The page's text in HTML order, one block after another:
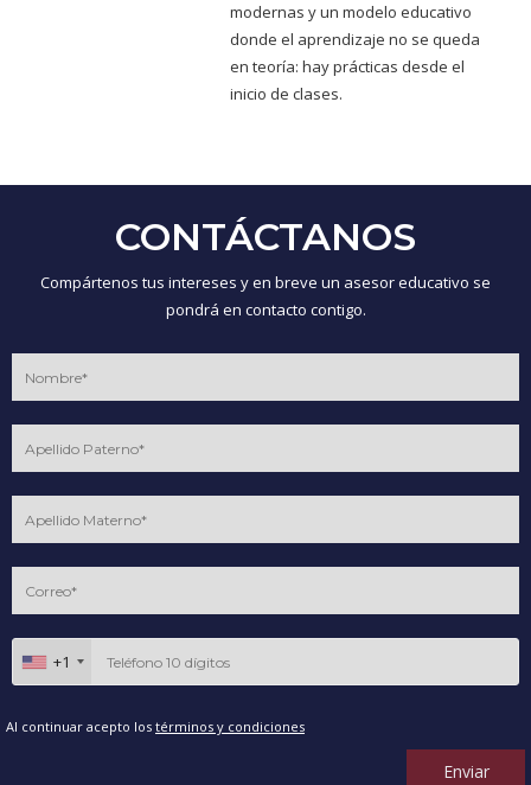
modernas y un modelo educativo
donde el aprendizaje no se queda
en teoría: hay prácticas desde el
inicio de clases.
CONTÁCTANOS
Compártenos tus intereses y en breve un asesor educativo se
pondrá en contacto contigo.
+1
Al continuar acepto los términos y condiciones
Enviar